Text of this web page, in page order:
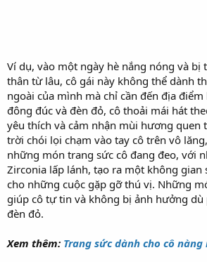
Ví dụ, vào một ngày hè nắng nóng và bị
thân từ lâu, cô gái này không thể dành
ngoài của mình mà chỉ cần đến địa
đông đúc và đèn đỏ, cô thoải mái hát
yêu thích và cảm nhận mùi hương quen
trời chói lọi chạm vào tay cô trên vô
những món trang sức cô đang đeo, với
Zirconia lấp lánh, tạo ra một không gian
cho những cuộc gặp gỡ thú vị. Những
giúp cô tự tin và không bị ảnh hưởng
đèn đỏ.
Xem thêm: Trang sức dành cho cô